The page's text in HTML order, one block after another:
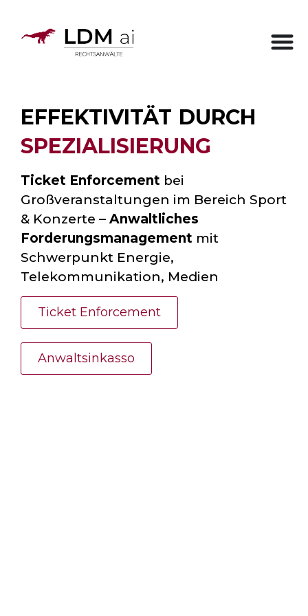
EFFEKTIVITÄT DURCH
SPEZIALISIERUNG
Ticket Enforcement bei
Großveranstaltungen im Bereich Sport
& Konzerte – Anwaltliches
Forderungsmanagement mit
Schwerpunkt Energie,
Telekommunikation, Medien
Ticket Enforcement
Anwaltsinkasso